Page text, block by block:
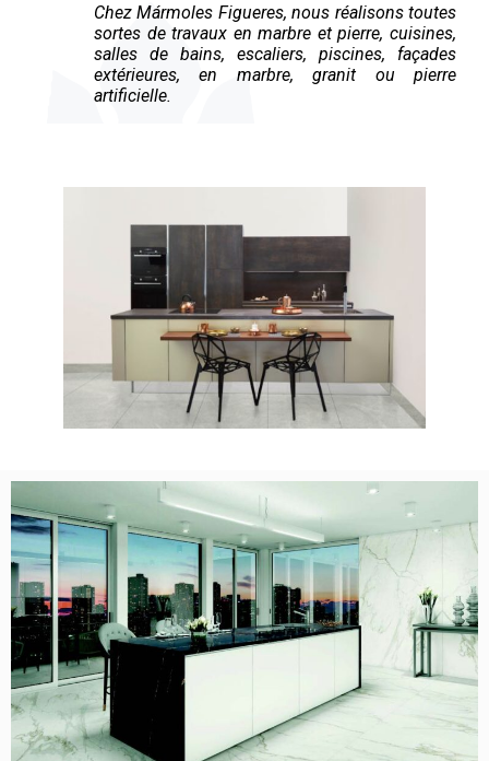
Chez Mármoles Figueres, nous réalisons toutes
sortes de travaux en marbre et pierre, cuisines,
salles de bains, escaliers, piscines, façades
extérieures, en marbre, granit ou pierre
artificielle.